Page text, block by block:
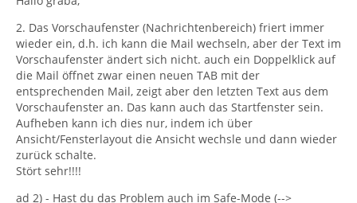
2. Das Vorschaufenster (Nachrichtenbereich) friert immer
wieder ein, d.h. ich kann die Mail wechseln, aber der Text im
Vorschaufenster ändert sich nicht. auch ein Doppelklick auf
die Mail öffnet zwar einen neuen TAB mit der
entsprechenden Mail, zeigt aber den letzten Text aus dem
Vorschaufenster an. Das kann auch das Startfenster sein.
Aufheben kann ich dies nur, indem ich über
Ansicht/Fensterlayout die Ansicht wechsle und dann wieder
zurück schalte.
Stört sehr!!!!
ad 2) - Hast du das Problem auch im Safe-Mode (-->